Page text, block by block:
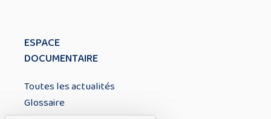
ESPACE
DOCUMENTAIRE
Toutes les actualités
Glossaire